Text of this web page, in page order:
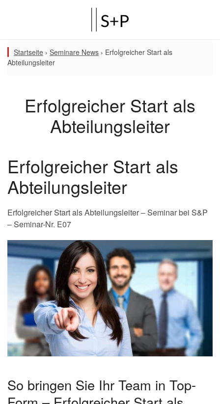
Startseite › Seminare News › Erfolgreicher Start als
Abteilungsleiter
Erfolgreicher Start als
Abteilungsleiter
Erfolgreicher Start als
Abteilungsleiter
Erfolgreicher Start als Abteilungsleiter – Seminar bei S&P
– Seminar-Nr. E07
So bringen Sie Ihr Team in Top-